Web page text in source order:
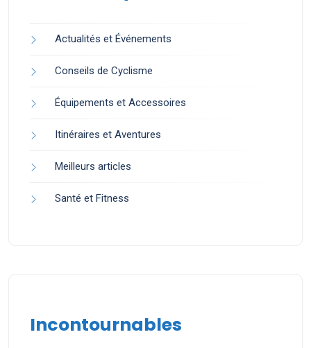
Actualités et Événements
Conseils de Cyclisme
Équipements et Accessoires
Itinéraires et Aventures
Meilleurs articles
Santé et Fitness
Incontournables